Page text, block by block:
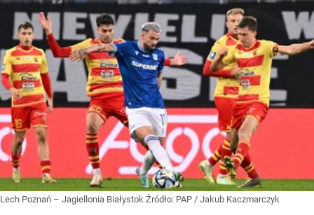
Lech Poznań – Jagiellonia Białystok Źródło: PAP / Jakub Kaczmarczyk